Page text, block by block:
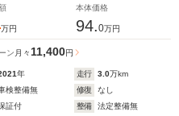
万円
本体価格
94.0万円
ン 月々 11,400円
年 走行 3.0万km
検整備無 修復
なし
証付 整備 法定整備無